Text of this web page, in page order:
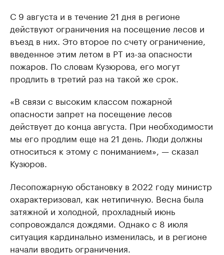
С 9 августа и в течение 21 дня в регионе
действуют ограничения на посещение лесов и
въезд в них. Это второе по счету ограничение,
введенное этим летом в РТ из-за опасности
пожаров. По словам Кузюрова, его могут
продлить в третий раз на такой же срок.
«В связи с высоким классом пожарной
опасности запрет на посещение лесов
действует до конца августа. При необходимости
мы его продлим еще на 21 день. Люди должны
относиться к этому с пониманием», — сказал
Кузюров.
Лесопожарную обстановку в 2022 году министр
охарактеризовал, как нетипичную. Весна была
затяжной и холодной, прохладный июнь
сопровождался дождями. Однако с 8 июля
ситуация кардинально изменилась, и в регионе
начали вводить ограничения.